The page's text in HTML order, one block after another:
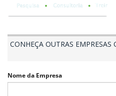
CONHEÇA OUTRAS EMPRESAS
Nome da Empresa